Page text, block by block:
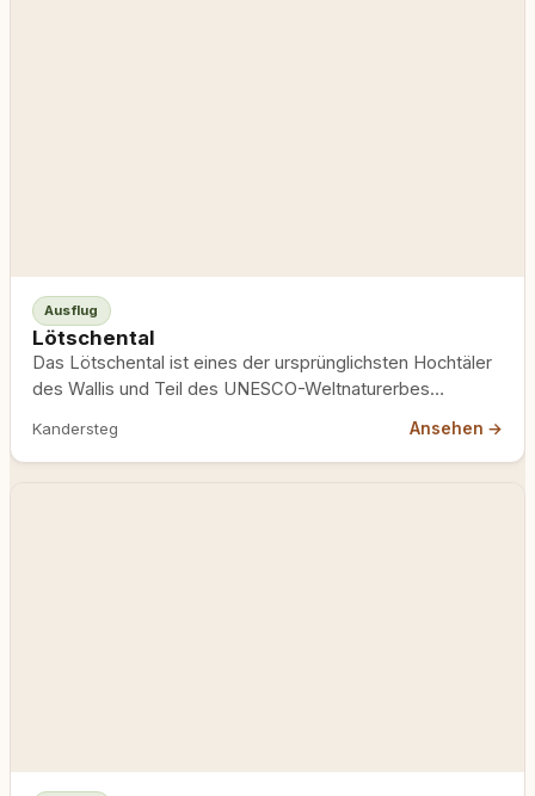
Ausflug
Lötschental
Das Lötschental ist eines der ursprünglichsten Hochtäler
des Wallis und Teil des UNESCO-Weltnaturerbes
Kandersteg Ansehen →